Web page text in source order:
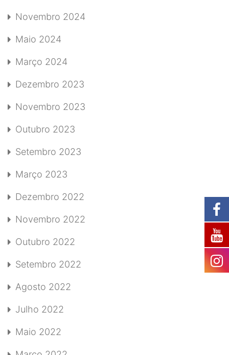
Novembro 2024
Maio 2024
Março 2024
Dezembro 2023
Novembro 2023
Outubro 2023
Setembro 2023
Março 2023
Dezembro 2022
Novembro 2022
Outubro 2022
Setembro 2022
Agosto 2022
Julho 2022
Maio 2022